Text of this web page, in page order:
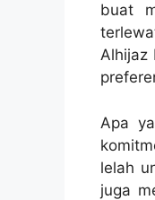
buat
Alhijaz
Apa
lelah
juga